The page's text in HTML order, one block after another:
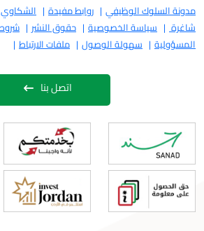
الوظيفي روابط مفيدة الشكاوي والاقتراحات
سياسة الخصوصية
حقوق النشر شروط الاستخدام
سهولة الوصول ملفات الارتباط